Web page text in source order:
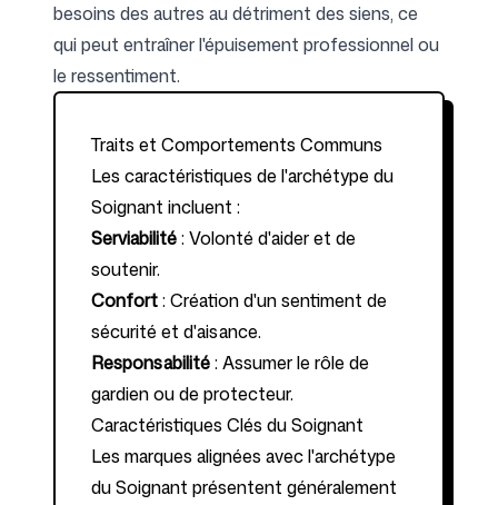
besoins des autres au détriment des siens, ce
qui peut entraîner l'épuisement professionnel ou
le ressentiment.
Traits et Comportements Communs
Les caractéristiques de l'archétype du
Soignant incluent :
Serviabilité: Volonté d'aider et de
soutenir.
Confort: Création d'un sentiment de
sécurité et d'aisance.
Responsabilité: Assumer le rôle de
gardien ou de protecteur.
Caractéristiques Clés du Soignant
Les marques alignées avec l'archétype
du Soignant présentent généralement